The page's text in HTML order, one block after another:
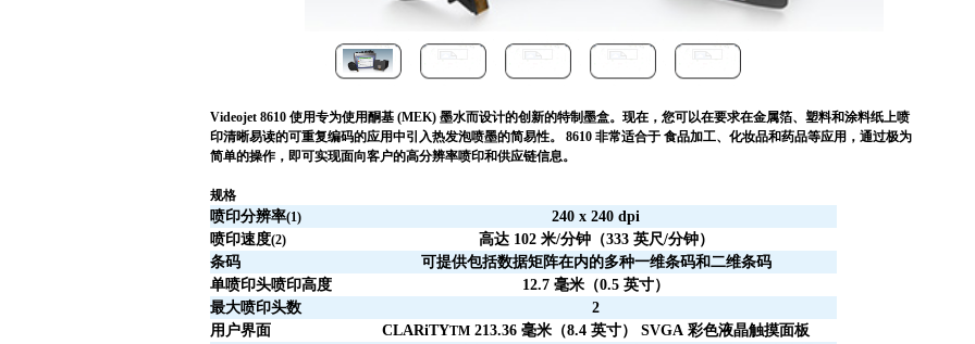
Videojet 8610 使用专为使用酮基 (MEK) 墨水而设计的创新的特制墨盒。现在，您可以在要求在金属箔、塑料和涂料纸上喷
印清晰易读的可重复编码的应用中引入热发泡喷墨的简易性。 8610 非常适合于 食品加工、化妆品和药品等应用，通过极为
简单的操作，即可实现面向客户的高分辨率喷印和供应链信息。
规格
喷印分辨率(1)
240 x 240 dpi
喷印速度(2) 高达 102 米/分钟（333 英尺/分钟）
条码
可提供包括数据矩阵在内的多种一维条码和二维条码
单喷印头喷印高度
12.7毫米（0.5英寸）
最大喷印头数
2
用户界面
CLARiTYTM 213.36毫米（8.4英寸）SVGA彩色液晶触摸面板